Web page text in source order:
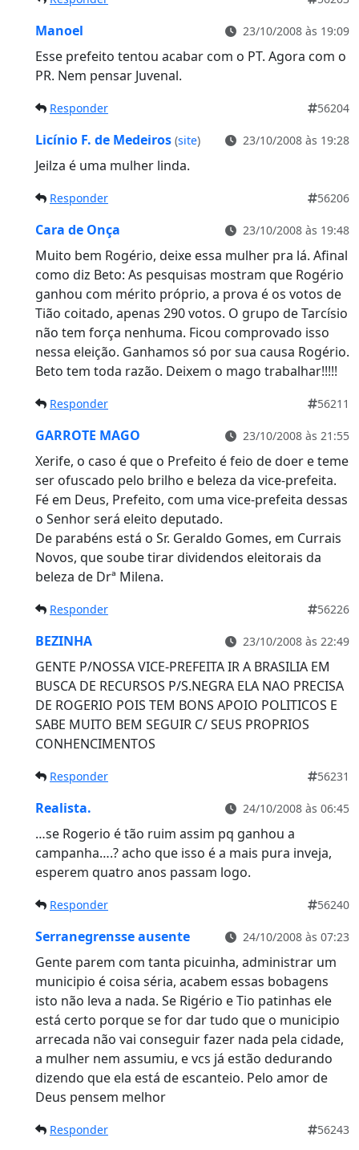
Manoel 23/10/2008 às 19:09
Esse prefeito tentou acabar com o PT. Agora com o
PR. Nem pensar Juvenal.
Responder 56204
Licínio F. de Medeiros (site) 23/10/2008 às 19:28
Jeilza é uma mulher linda.
Responder 56206
Cara de Onça 23/10/2008 às 19:48
Muito bem Rogério, deixe essa mulher pra lá. Afinal
como diz Beto: As pesquisas mostram que Rogério
ganhou com mérito próprio, a prova é os votos de
Tião coitado, apenas 290 votos. O grupo de Tarcísio
não tem força nenhuma. Ficou comprovado isso
nessa eleição. Ganhamos só por sua causa Rogério.
Beto tem toda razão. Deixem o mago trabalhar!!!!!
Responder 56211
GARROTE MAGO 23/10/2008 às 21:55
Xerife, o caso é que o Prefeito é feio de doer e teme
ser ofuscado pelo brilho e beleza da vice-prefeita.
Fé em Deus, Prefeito, com uma vice-prefeita dessas
o Senhor será eleito deputado.
De parabéns está o Sr. Geraldo Gomes, em Currais
Novos, que soube tirar dividendos eleitorais da
beleza de Drª Milena.
Responder 56226
BEZINHA 23/10/2008 às 22:49
GENTE P/NOSSA VICE-PREFEITA IR A BRASILIA EM
BUSCA DE RECURSOS P/S.NEGRA ELA NAO PRECISA
DE ROGERIO POIS TEM BONS APOIO POLITICOS E
SABE MUITO BEM SEGUIR C/ SEUS PROPRIOS
CONHENCIMENTOS
Responder 56231
Realista. 24/10/2008 às 06:45
…se Rogerio é tão ruim assim pq ganhou a
campanha….? acho que isso é a mais pura inveja,
esperem quatro anos passam logo.
Responder 56240
Serranegrensse ausente 24/10/2008 às 07:23
Gente parem com tanta picuinha, administrar um
municipio é coisa séria, acabem essas bobagens
isto não leva a nada. Se Rigério e Tio patinhas ele
está certo porque se for dar tudo que o municipio
arrecada não vai conseguir fazer nada pela cidade,
a mulher nem assumiu, e vcs já estão dedurando
dizendo que ela está de escanteio. Pelo amor de
Deus pensem melhor
Responder 56243